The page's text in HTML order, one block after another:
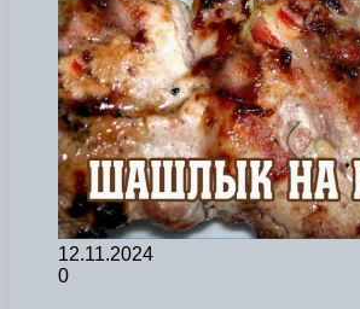
12.11.2024
0